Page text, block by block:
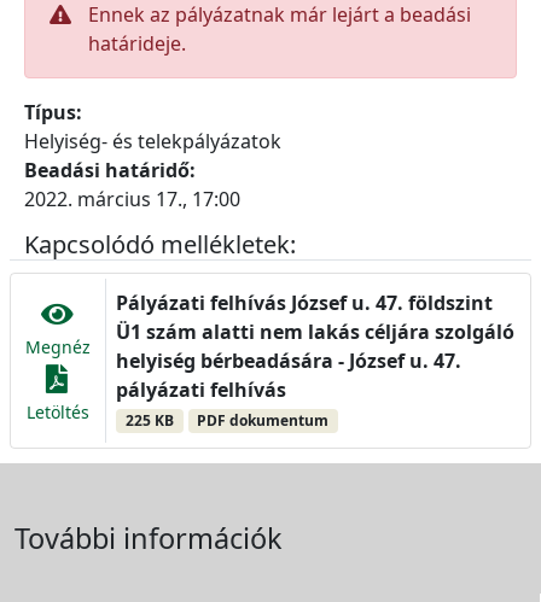
Ennek az pályázatnak már lejárt a beadási
határideje.
Típus:
Helyiség- és telekpályázatok
Beadási határidő:
2022. március 17., 17:00
Kapcsolódó mellékletek:
Megnéz
Letöltés
Pályázati felhívás József u. 47. földszint
Ü1 szám alatti nem lakás céljára szolgáló
helyiség bérbeadására - József u. 47.
pályázati felhívás
225 KB PDF dokumentum
További információk